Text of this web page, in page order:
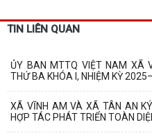
TIN LIÊN QUAN
ỦY BAN MTTQ VIỆT NAM XÃ
THỨ BA KHÓA I, NHIỆM KỲ
XÃ VĨNH AM VÀ XÃ TÂN AN
HỢP TÁC PHÁT TRIỂN TOÀN